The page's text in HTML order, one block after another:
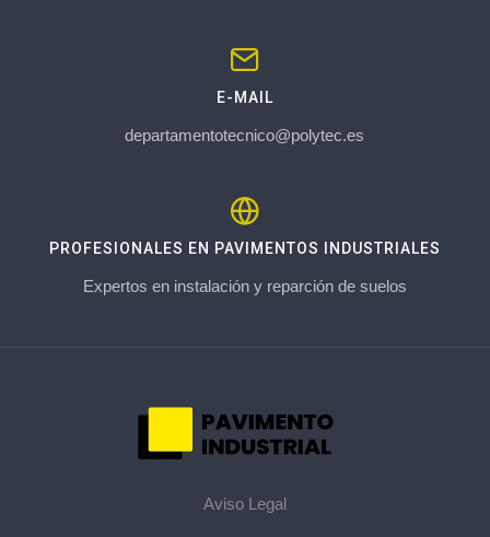
E-MAIL
departamentotecnico@polytec.es
PROFESIONALES EN PAVIMENTOS INDUSTRIALES
Expertos en instalación y reparción de suelos
Aviso Legal